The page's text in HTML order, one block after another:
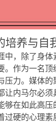
培养与自
中，除了身
。作为一名
压力。媒体
让内马尔必
够在如此高
硬的心理素